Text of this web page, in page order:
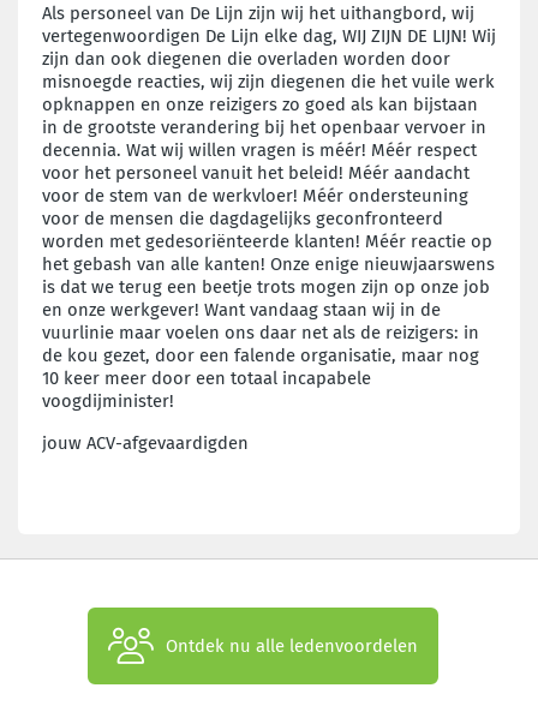
Als personeel van De Lijn zijn wij het uithangbord, wij
vertegenwoordigen De Lijn elke dag, WIJ ZIJN DE LIJN! Wij
zijn dan ook diegenen die overladen worden door
misnoegde reacties, wij zijn diegenen die het vuile werk
opknappen en onze reizigers zo goed als kan bijstaan
in de grootste verandering bij het openbaar vervoer in
decennia. Wat wij willen vragen is méér! Méér respect
voor het personeel vanuit het beleid! Méér aandacht
voor de stem van de werkvloer! Méér ondersteuning
voor de mensen die dagdagelijks geconfronteerd
worden met gedesoriënteerde klanten! Méér reactie op
het gebash van alle kanten! Onze enige nieuwjaarswens
is dat we terug een beetje trots mogen zijn op onze job
en onze werkgever! Want vandaag staan wij in de
vuurlinie maar voelen ons daar net als de reizigers: in
de kou gezet, door een falende organisatie, maar nog
10 keer meer door een totaal incapabele
voogdijminister!
jouw ACV-afgevaardigden
Ontdek nu alle ledenvoordelen